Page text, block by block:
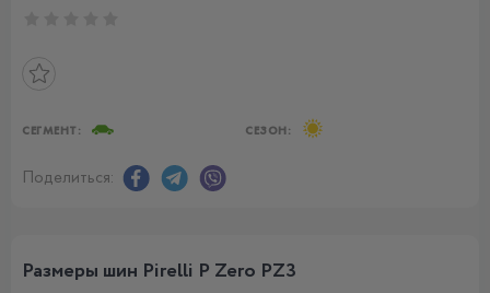
СЕГМЕНТ: СЕЗОН:
Поделиться:
Размеры шин Pirelli P Zero PZ3